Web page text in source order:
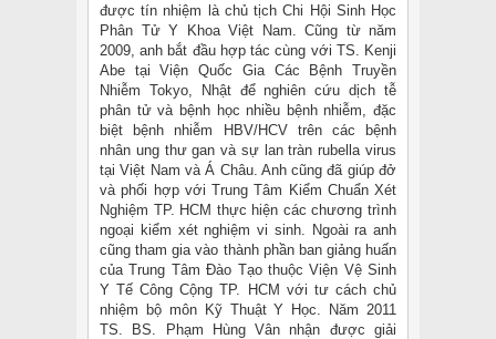
được tín nhiệm là chủ tịch Chi Hội Sinh Học
Phân Tử Y Khoa Việt Nam. Cũng từ năm
2009, anh bắt đầu hợp tác cùng với TS. Kenji
Abe tại Viện Quốc Gia Các Bệnh Truyền
Nhiễm Tokyo, Nhật để nghiên cứu dịch tễ
phân tử và bệnh học nhiều bệnh nhiễm, đặc
biệt bệnh nhiễm HBV/HCV trên các bệnh
nhân ung thư gan và sự lan tràn rubella virus
tại Việt Nam và Á Châu. Anh cũng đã giúp đở
và phối hợp với Trung Tâm Kiểm Chuẩn Xét
Nghiệm TP. HCM thực hiện các chương trình
ngoại kiểm xét nghiệm vi sinh. Ngoài ra anh
cũng tham gia vào thành phần ban giảng huấn
của Trung Tâm Đào Tạo thuộc Viện Vệ Sinh
Y Tế Công Cộng TP. HCM với tư cách chủ
nhiệm bộ môn Kỹ Thuật Y Học. Năm 2011
TS. BS. Phạm Hùng Vân nhận được giải